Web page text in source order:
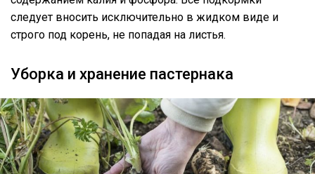
следует вносить исключительно в жидком виде и
строго под корень, не попадая на листья.
Уборка и хранение пастернака